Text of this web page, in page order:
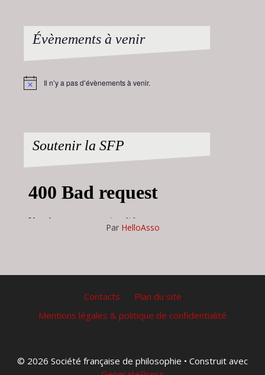
Évènements à venir
Notice Il n’y a pas d’évènements à venir.
Soutenir la SFP
Par HelloAsso
Contacts
Plan du site
Mentions légales & politique de confidentialité
© 2026 Société française de philosophie • Construit avec